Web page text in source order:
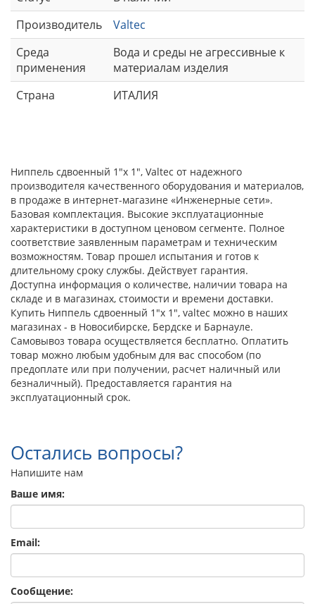
Производитель
Valtec
Среда
применения
Вода и среды не агрессивные к
материалам изделия
Страна
ИТАЛИЯ
Ниппель сдвоенный 1"х 1", Valtec от надежного
производителя качественного оборудования и материалов,
в продаже в интернет-магазине «Инженерные сети».
Базовая комплектация. Высокие эксплуатационные
характеристики в доступном ценовом сегменте. Полное
соответствие заявленным параметрам и техническим
возможностям. Товар прошел испытания и готов к
длительному сроку службы. Действует гарантия.
Доступна информация о количестве, наличии товара на
складе и в магазинах, стоимости и времени доставки.
Купить Ниппель сдвоенный 1"х 1", valtec можно в наших
магазинах - в Новосибирске, Бердске и Барнауле.
Самовывоз товара осуществляется бесплатно. Оплатить
товар можно любым удобным для вас способом (по
предоплате или при получении, расчет наличный или
безналичный). Предоставляется гарантия на
эксплуатационный срок.
Остались вопросы?
Напишите нам
Ваше имя:
Email:
Сообщение: